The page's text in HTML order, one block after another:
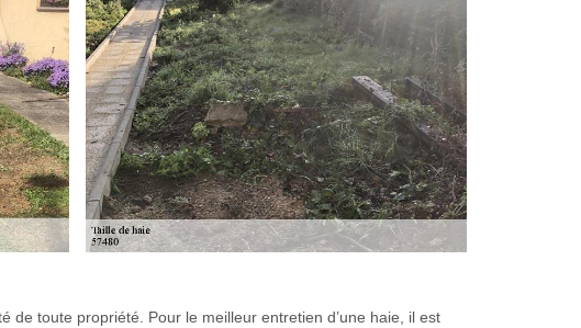
de toute propriété. Pour le meilleur entretien d’une haie, il est